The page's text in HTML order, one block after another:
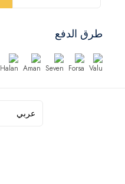
طرق الدفع
عربي